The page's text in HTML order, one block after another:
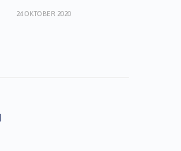
24 OKTOBER 2020